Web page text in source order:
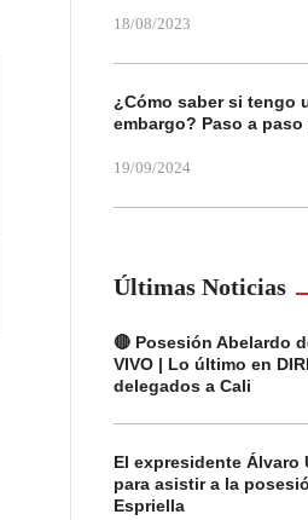
18/08/2023
¿Cómo saber si tengo
embargo? Paso a
19/09/2024
Últimas Noticias
🔴 Posesión Abelardo
VIVO | Lo último en
delegados a Cali
El expresidente Álvaro
para asistir a la
Espriella